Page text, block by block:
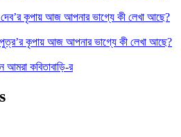
কৃপায় আজ আপনার ভাগ্যে কী লেখা আছে?
কৃপায় আজ আপনার ভাগ্যে কী লেখা আছে?
কবিতাবাড়ি-র